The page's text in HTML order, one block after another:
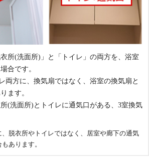
所(洗面所)」と「トイレ」の両方を、浴室
合です。
両方に、換気扇ではなく、浴室の換気扇と
ます。
所(洗面所)とトイレに通気口がある、3室換気
脱衣所やトイレではなく、居室や廊下の通気
あります。